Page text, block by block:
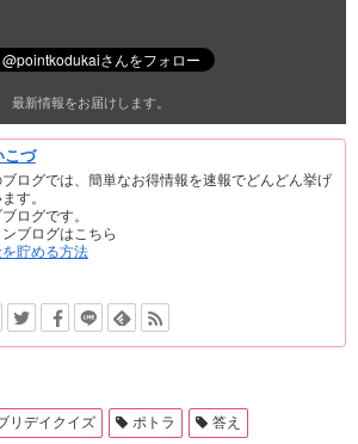
最新情報をお届けします。
こづ
ブログでは、簡単なお得情報を速報でどんどん挙げ
す。
ログです。
ンブログはこちら
を貯める方法
リデイクイズ ポトラ 答え